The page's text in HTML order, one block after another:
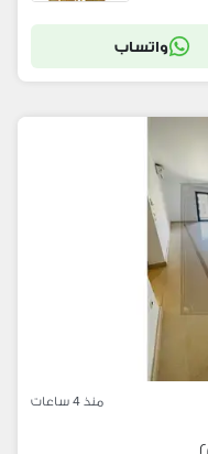
واتساب
منذ 4 ساعات